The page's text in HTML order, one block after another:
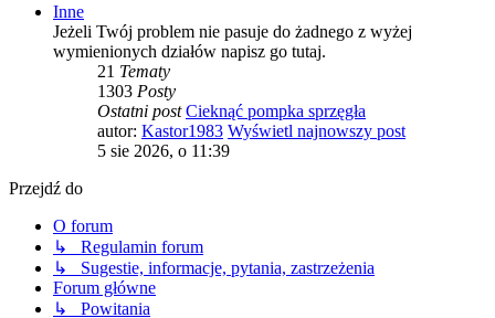
Inne
Jeżeli Twój problem nie pasuje do żadnego z wyżej
wymienionych działów napisz go tutaj.
21 Tematy
1303 Posty
Ostatni post Cieknąć pompka sprzęgła
autor: Kastor1983 Wyświetl najnowszy post
5 sie 2026, o 11:39
Przejdź do
O forum
↳ Regulamin forum
↳ Sugestie, informacje, pytania, zastrzeżenia
Forum główne
↳ Powitania